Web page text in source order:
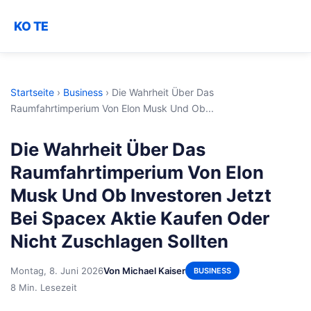
KO TE
Startseite › Business › Die Wahrheit Über Das
Raumfahrtimperium Von Elon Musk Und Ob...
Die Wahrheit Über Das
Raumfahrtimperium Von Elon
Musk Und Ob Investoren Jetzt
Bei Spacex Aktie Kaufen Oder
Nicht Zuschlagen Sollten
Montag, 8. Juni 2026Von Michael Kaiser BUSINESS
8 Min. Lesezeit